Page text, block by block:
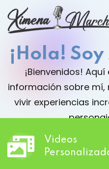
¡Hola! Soy
¡Bienvenidos!
información sobre
vivir experiencias
Videos
Sign in
Don’t have